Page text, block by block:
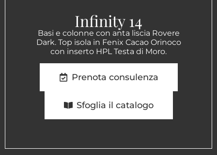
Infinity 14
Basi e colonne con anta liscia Rovere
Dark. Top isola in Fenix Cacao Orinoco
con inserto HPL Testa di Moro.
Prenota consulenza
Sfoglia il catalogo